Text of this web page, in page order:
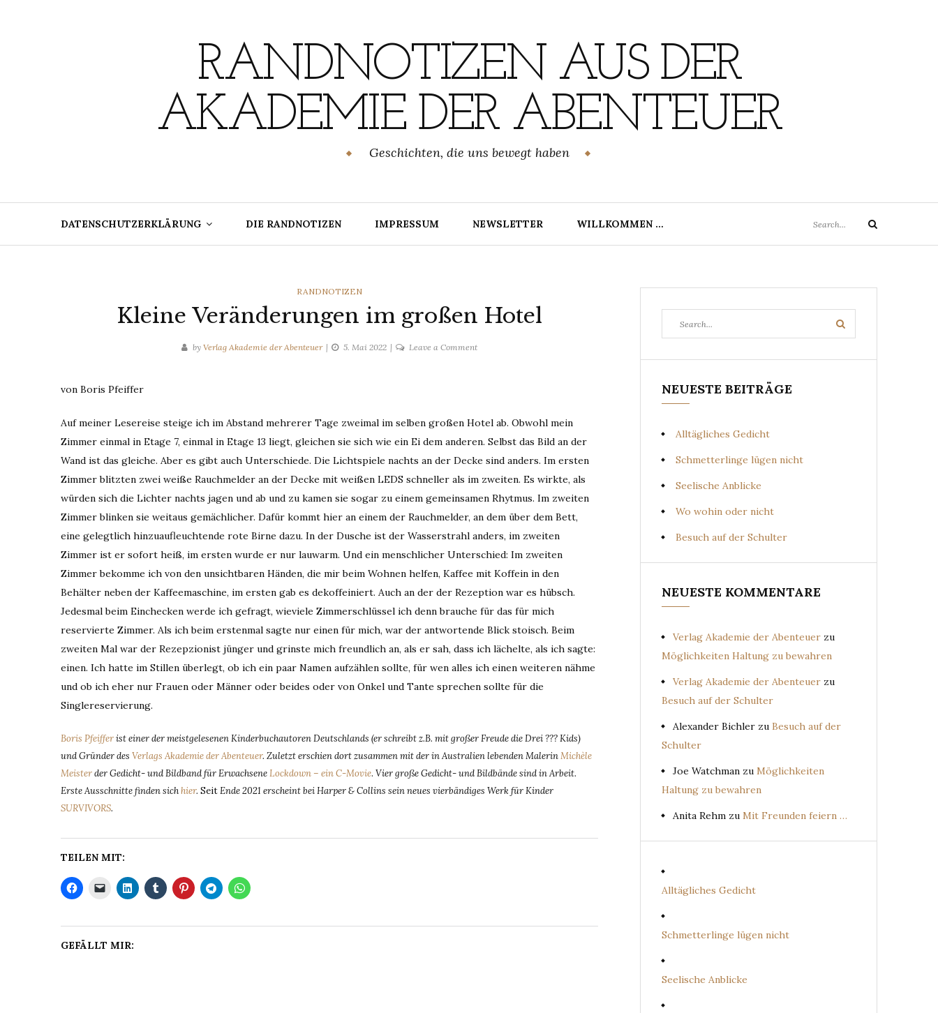
RANDNOTIZEN AUS DER
AKADEMIE DER ABENTEUER
Geschichten, die uns bewegt haben
DATENSCHUTZERKLÄRUNG DIE RANDNOTIZEN IMPRESSUM NEWSLETTER WILLKOMMEN …
for:
Search
CATEGORIES
RANDNOTIZEN
Kleine Veränderungen im großen Hotel
by Verlag Akademie der Abenteuer 5. Mai 2022 Leave a Commenton
Hotel
von Boris Pfeiffer
Auf meiner Lesereise steige ich im Abstand mehrerer Tage zweimal im selben großen Hotel ab. Obwohl mein
Zimmer einmal in Etage 7, einmal in Etage 13 liegt, gleichen sie sich wie ein Ei dem anderen. Selbst das Bild an der
Wand ist das gleiche. Aber es gibt auch Unterschiede. Die Lichtspiele nachts an der Decke sind anders. Im ersten
Zimmer blitzten zwei weiße Rauchmelder an der Decke mit weißen LEDS schneller als im zweiten. Es wirkte, als
würden sich die Lichter nachts jagen und ab und zu kamen sie sogar zu einem gemeinsamen Rhytmus. Im zweiten
Zimmer blinken sie weitaus gemächlicher. Dafür kommt hier an einem der Rauchmelder, an dem über dem Bett,
eine gelegtlich hinzuaufleuchtende rote Birne dazu. In der Dusche ist der Wasserstrahl anders, im zweiten
Zimmer ist er sofort heiß, im ersten wurde er nur lauwarm. Und ein menschlicher Unterschied: Im zweiten
Zimmer bekomme ich von den unsichtbaren Händen, die mir beim Wohnen helfen, Kaffee mit Koffein in den
Behälter neben der Kaffeemaschine, im ersten gab es dekoffeiniert. Auch an der der Rezeption war es hübsch.
Jedesmal beim Einchecken werde ich gefragt, wieviele Zimmerschlüssel ich denn brauche für das für mich
reservierte Zimmer. Als ich beim erstenmal sagte nur einen für mich, war der antwortende Blick stoisch. Beim
zweiten Mal war der Rezepzionist jünger und grinste mich freundlich an, als er sah, dass ich lächelte, als ich sagte:
einen. Ich hatte im Stillen überlegt, ob ich ein paar Namen aufzählen sollte, für wen alles ich einen weiteren nähme
und ob ich eher nur Frauen oder Männer oder beides oder von Onkel und Tante sprechen sollte für die
Singlereservierung.
Boris Pfeifferist einer der meistgelesenen Kinderbuchautoren Deutschlands (er schreibt z.B. mit großer Freude die Drei ??? Kids)
und Gründer des Verlags Akademie der Abenteuer. Zuletzt erschien dort zusammen mit der in Australien lebenden MalerinMichèle
Meisterder Gedicht- und Bildband für ErwachseneLockdown – ein C-Movie. Vier große Gedicht- und Bildbände sind in Arbeit.
Erste Ausschnitte finden sichhier. SeitEnde 2021 erscheint bei Harper & Collins sein neues vierbändiges Werk für Kinder
SURVIVORS.
TEILEN MIT:
GEFÄLLT MIR:
for:
Search
NEUESTE BEITRÄGE
Alltägliches Gedicht
Schmetterlinge lügen nicht
Seelische Anblicke
Wo wohin oder nicht
Besuch auf der Schulter
NEUESTE KOMMENTARE
Verlag Akademie der Abenteuer zu
Möglichkeiten Haltung zu bewahren
Verlag Akademie der Abenteuer zu
Besuch auf der Schulter
Alexander Bichler zu Besuch auf der
Schulter
Joe Watchman zu Möglichkeiten
Haltung zu bewahren
Anita Rehm zu Mit Freunden feiern …
Alltägliches Gedicht
Schmetterlinge lügen nicht
Seelische Anblicke